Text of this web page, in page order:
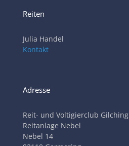
Reiten
Julia Handel
Kontakt
Adresse
Reit- und Voltigierclub Gilching
Reitanlage Nebel
Nebel 14